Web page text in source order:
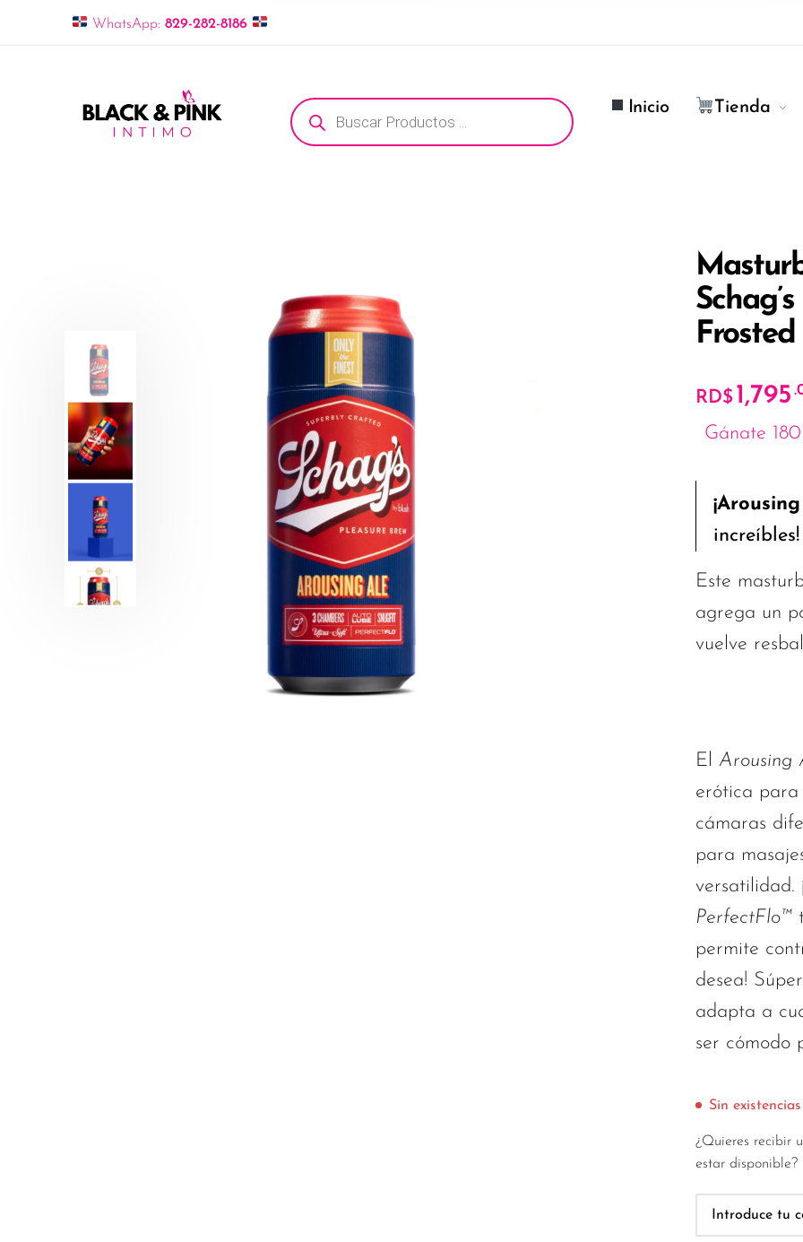
WhatsApp: 829-282-8186
Búsqueda de productos Inicio Tienda
Frosted
RD$ 1,795
Gánate
increíbles!
Este
agrega un
vuelve
El Arousing
erótica para
cámaras
para
versatilidad.
PerfectFlo™
permite
desea!
adapta a
ser cómodo
Sin existencias
¿Quieres recibir
estar disponible?